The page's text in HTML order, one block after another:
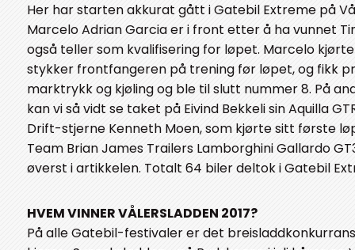
Her har starten akkurat gått i Gatebil Extreme på
Marcelo Adrian Garcia er i front etter å ha vunnet
også teller som kvalifisering for løpet. Marcelo
stykker frontfangeren på trening før løpet, og fikk
marktrykk og kjøling og ble til slutt nummer 8. På
kan vi så vidt se taket på Eivind Bekkeli sin Aquilla
Drift-stjerne Kenneth Moen, som kjørte sitt første
Team Brian James Trailers Lamborghini Gallardo
øverst i artikkelen. Totalt 64 biler deltok i Gatebil
HVEM VINNER VÅLERSLADDEN 2017?
På alle Gatebil-festivaler er det